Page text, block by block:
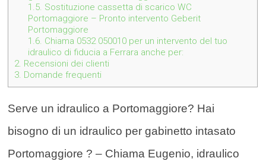
1.5. Sostituzione cassetta di scarico WC
Portomaggiore – Pronto intervento Geberit
Portomaggiore
1.6. Chiama 0532 050010 per un intervento del tuo
idraulico di fiducia a Ferrara anche per:
2. Recensioni dei clienti
3. Domande frequenti
Serve un idraulico a Portomaggiore? Hai
bisogno di un idraulico per gabinetto intasato
Portomaggiore ? – Chiama Eugenio, idraulico